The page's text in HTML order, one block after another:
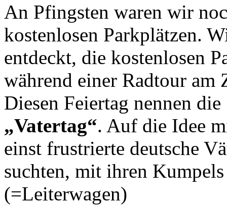
An Pfingsten waren wir
kostenlosen Parkplätzen.
entdeckt, die kostenlosen
während einer Radtour
Diesen Feiertag nennen
„Vatertag“. Auf die Idee
einst frustrierte deutsche
suchten, mit ihren
(=Leiterwagen)